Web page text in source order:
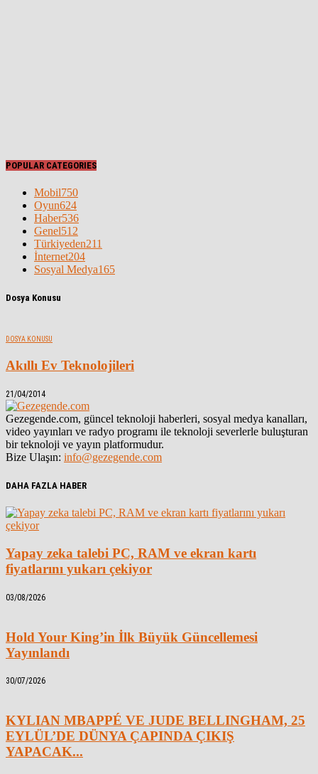
POPULAR CATEGORIES
Mobil750
Oyun624
Haber536
Genel512
Türkiyeden211
İnternet204
Sosyal Medya165
Dosya Konusu
DOSYA KONUSU
Akıllı Ev Teknolojileri
21/04/2014
Gezegende.com, güncel teknoloji haberleri, sosyal medya kanalları,
video yayınları ve radyo programı ile teknoloji severlerle buluşturan
bir teknoloji ve yayın platformudur.
Bize Ulaşın: info@gezegende.com
DAHA FAZLA HABER
Yapay zeka talebi PC, RAM ve ekran kartı
fiyatlarını yukarı çekiyor
03/08/2026
Hold Your King’in İlk Büyük Güncellemesi
Yayınlandı
30/07/2026
KYLIAN MBAPPÉ VE JUDE BELLINGHAM, 25
EYLÜL’DE DÜNYA ÇAPINDA ÇIKIŞ
YAPACAK...